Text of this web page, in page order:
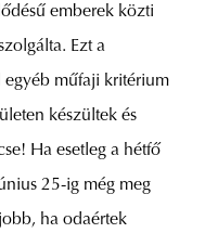
emberek közti
Ezt a
egyéb műfaji kritérium
készültek és
Ha esetleg a hétfő
25-ig még meg
ha odaértek